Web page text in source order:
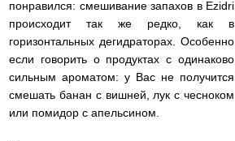
понравился: смешивание запахов в Ezidri
происходит так же редко, как в
горизонтальных дегидраторах. Особенно
если говорить о продуктах с одинаково
сильным ароматом: у Вас не получится
смешать банан с вишней, лук с чесноком
или помидор с апельсином.